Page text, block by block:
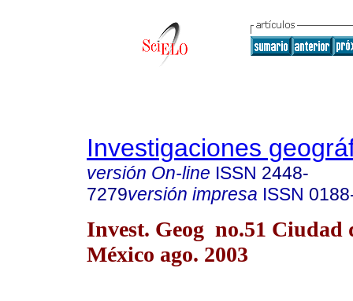
Investigaciones
versión On-line ISSN 2448-
7279versión impresa ISSN
Invest. Geog no.51 Ciudad
México ago. 2003